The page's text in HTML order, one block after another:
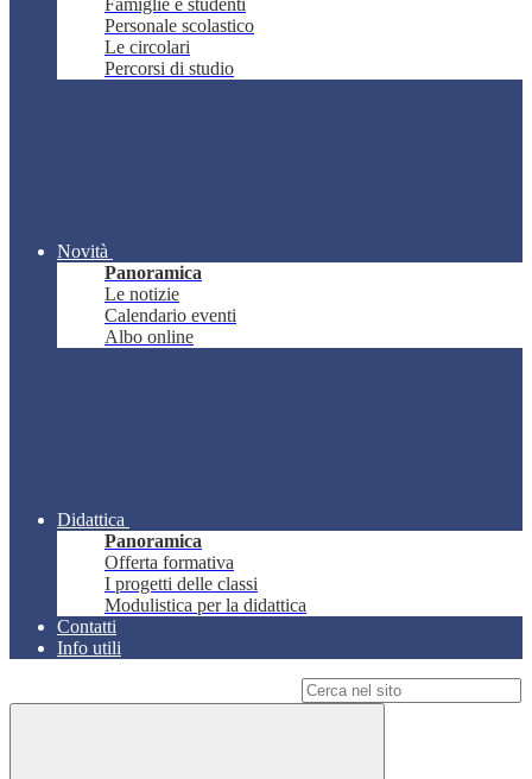
Famiglie e studenti
Personale scolastico
Le circolari
Percorsi di studio
Novità
Panoramica
Le notizie
Calendario eventi
Albo online
Didattica
Panoramica
Offerta formativa
I progetti delle classi
Modulistica per la didattica
Contatti
Info utili